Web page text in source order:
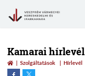
Kamarai hírlevél
Szolgáltatások Hírlevél